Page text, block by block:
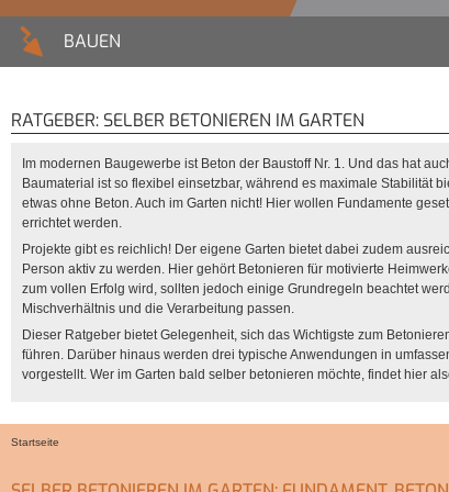
BAUEN
RATGEBER: SELBER BETONIEREN IM GARTEN
Im modernen Baugewerbe ist Beton der Baustoff Nr. 1. Und das hat
Baumaterial ist so flexibel einsetzbar, während es maximale Stabilität
etwas ohne Beton. Auch im Garten nicht! Hier wollen Fundamente
errichtet werden.
Projekte gibt es reichlich! Der eigene Garten bietet dabei zudem
Person aktiv zu werden. Hier gehört Betonieren für motivierte
zum vollen Erfolg wird, sollten jedoch einige Grundregeln beachtet
Mischverhältnis und die Verarbeitung passen.
Dieser Ratgeber bietet Gelegenheit, sich das Wichtigste zum
führen. Darüber hinaus werden drei typische Anwendungen in
vorgestellt. Wer im Garten bald selber betonieren möchte, findet hier
Startseite